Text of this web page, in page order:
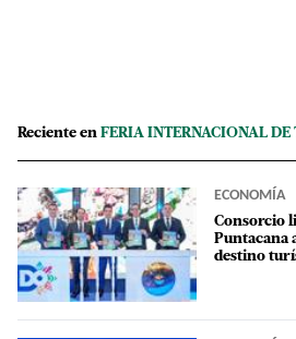
Reciente en FERIA INTERNACIONAL DE
ECONOMÍA
Consorcio
Puntacana
destino